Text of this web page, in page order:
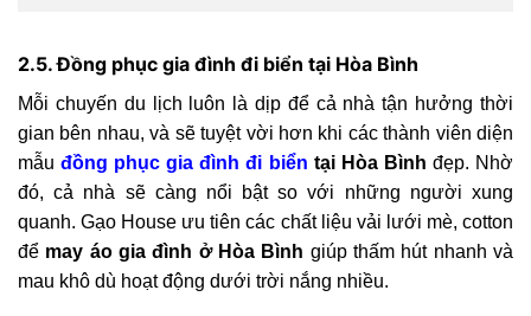
2.5. Đồng phục gia đình đi biển tại Hòa Bình
Mỗi chuyến du lịch luôn là dịp để cả nhà tận hưởng thời
gian bên nhau, và sẽ tuyệt vời hơn khi các thành viên diện
mẫuđồng phục gia đình đi biển tại Hòa Bình đẹp. Nhờ
đó, cả nhà sẽ càng nổi bật so với những người xung
quanh. Gạo House ưu tiên các chất liệu vải lưới mè, cotton
để may áo gia đình ở Hòa Bình giúp thấm hút nhanh và
mau khô dù hoạt động dưới trời nắng nhiều.